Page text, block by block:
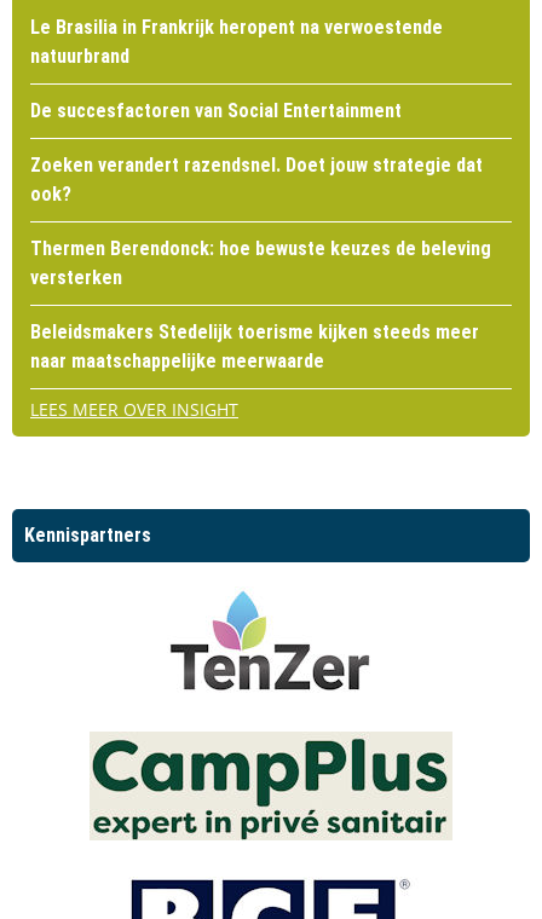
Le Brasilia in Frankrijk heropent na verwoestende
natuurbrand
De succesfactoren van Social Entertainment
Zoeken verandert razendsnel. Doet jouw strategie dat
ook?
Thermen Berendonck: hoe bewuste keuzes de beleving
versterken
Beleidsmakers Stedelijk toerisme kijken steeds meer
naar maatschappelijke meerwaarde
LEES MEER OVER INSIGHT
Kennispartners